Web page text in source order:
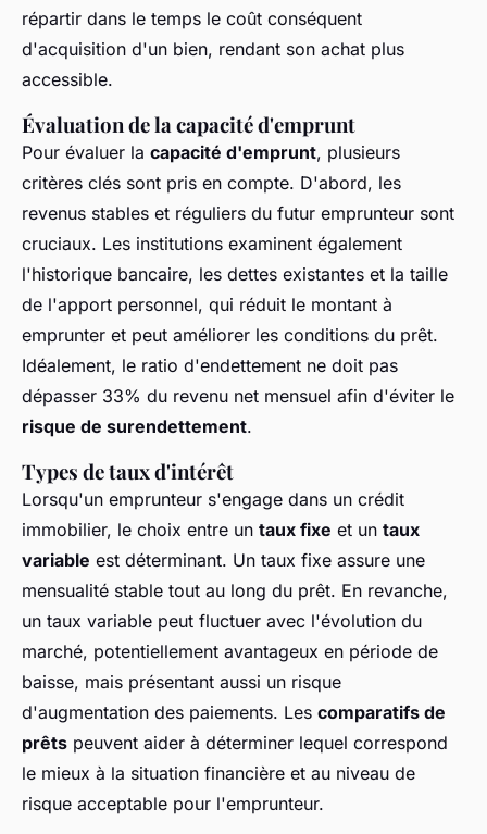
répartir dans le temps le coût conséquent
d'acquisition d'un bien, rendant son achat plus
accessible.
Évaluation de la capacité d'emprunt
Pour évaluer la capacité d'emprunt, plusieurs
critères clés sont pris en compte. D'abord, les
revenus stables et réguliers du futur emprunteur sont
cruciaux. Les institutions examinent également
l'historique bancaire, les dettes existantes et la taille
de l'apport personnel, qui réduit le montant à
emprunter et peut améliorer les conditions du prêt.
Idéalement, le ratio d'endettement ne doit pas
dépasser 33% du revenu net mensuel afin d'éviter le
risque de surendettement.
Types de taux d'intérêt
Lorsqu'un emprunteur s'engage dans un crédit
immobilier, le choix entre un taux fixe et un taux
variable est déterminant. Un taux fixe assure une
mensualité stable tout au long du prêt. En revanche,
un taux variable peut fluctuer avec l'évolution du
marché, potentiellement avantageux en période de
baisse, mais présentant aussi un risque
d'augmentation des paiements. Les comparatifs de
prêts peuvent aider à déterminer lequel correspond
le mieux à la situation financière et au niveau de
risque acceptable pour l'emprunteur.